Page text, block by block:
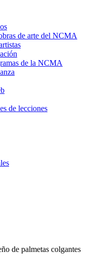
de arte del NCMA
de la NCMA
de lecciones
de palmetas colgantes